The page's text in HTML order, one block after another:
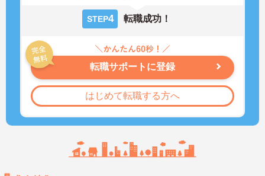
STEP4 転職成功！
転職サポートに登録
はじめて転職する方へ